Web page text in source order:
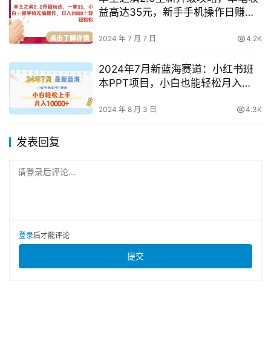
益高达35元，新手手机操作日赚
2024 年 7 月 7 日 4.2K
2024年7月新蓝海赛道：小红书班
本PPT项目，小白也能轻松月入
2024 年 8 月 3 日 4.3K
发表回复
请登录后评论...
登录后才能评论
提交